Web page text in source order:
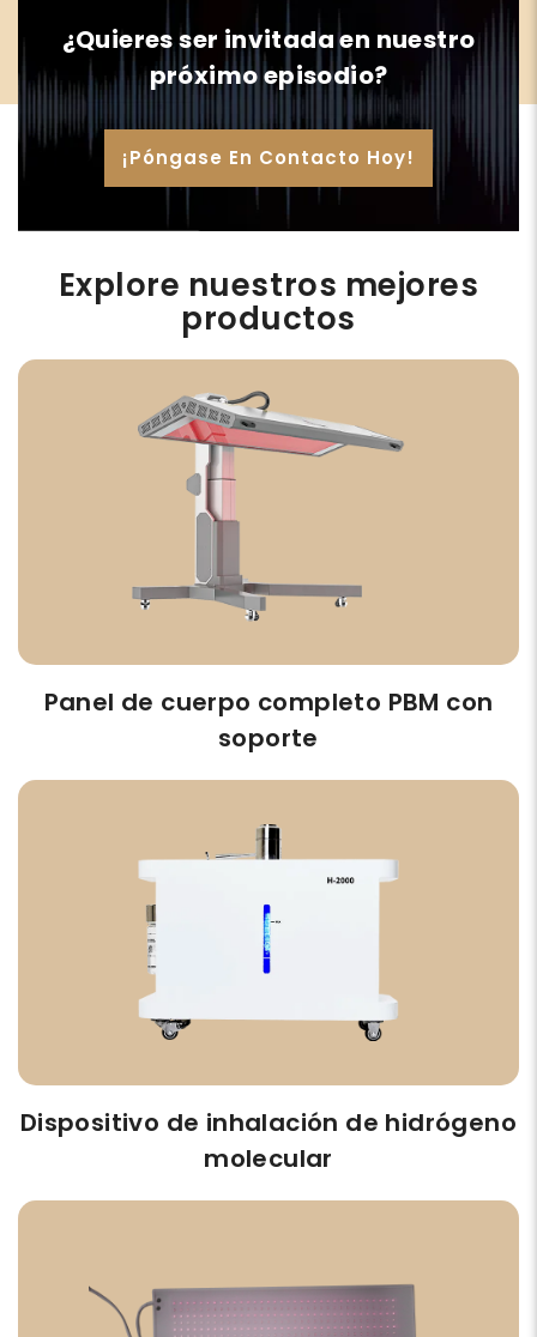
¿Quieres ser invitada en nuestro
próximo episodio?
¡Póngase En Contacto Hoy!
Explore nuestros mejores
productos
Panel de cuerpo completo PBM con
soporte
Dispositivo de inhalación de hidrógeno
molecular